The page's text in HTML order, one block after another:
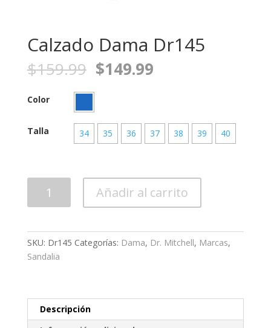
Calzado Dama Dr145
$159.99 $149.99
Color
Talla 34 35 36 37 38 39 40
Dama
Añadir al carrito
SKU: Dr145 Categorías: Dama, Dr. Mitchell, Marcas,
Sandalia
Descripción